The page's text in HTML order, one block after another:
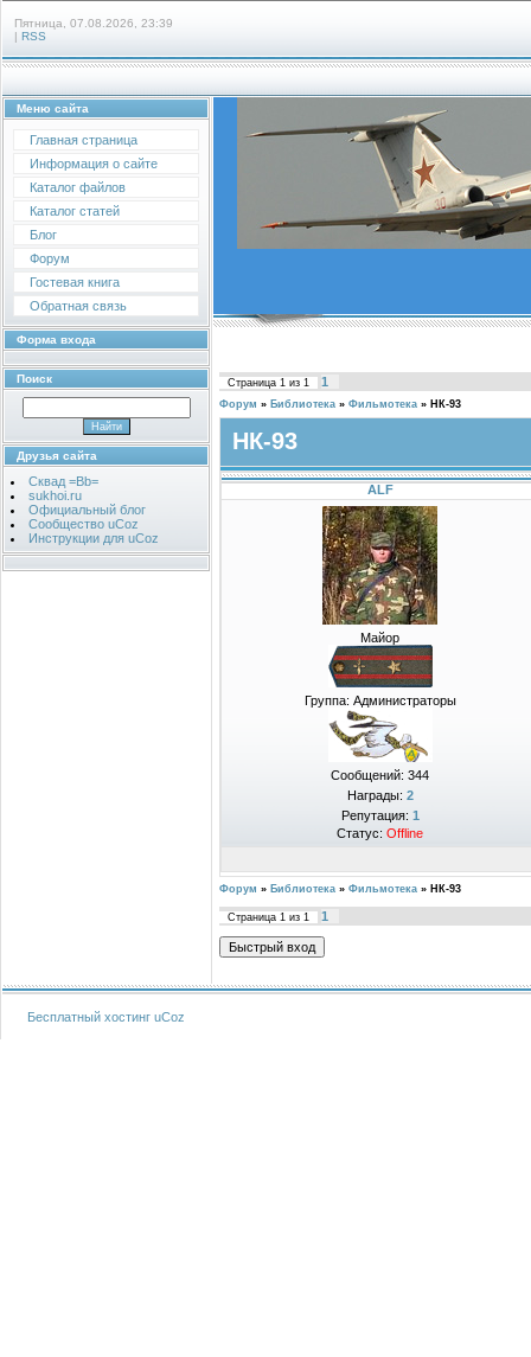
Пятница, 07.08.2026, 23:39
| RSS
Меню сайта
Главная страница
Информация о сайте
Каталог файлов
Каталог статей
Блог
Форум
Гостевая книга
Обратная связь
Форма входа
Поиск
Друзья сайта
Сквад =Bb=
sukhoi.ru
Официальный блог
Сообщество uCoz
Инструкции для uCoz
Страница 1 из 1 1
Форум » Библиотека » Фильмотека » НК-93
НК-93
ALF
Майор
Группа: Администраторы
Сообщений: 344
Награды: 2
Репутация: 1
Статус: Offline
Форум » Библиотека » Фильмотека » НК-93
Страница 1 из 1 1
Бесплатный хостинг uCoz